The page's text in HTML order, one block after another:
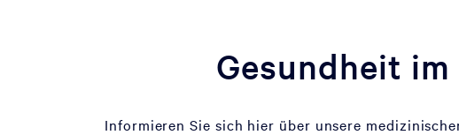
Gesundheit im
Informieren Sie sich hier über unsere